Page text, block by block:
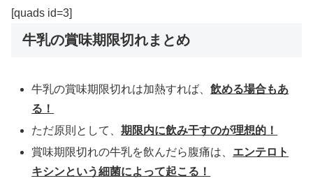
[quads id=3]
牛乳の賞味期限切れまとめ
牛乳の賞味期限切れは加熱すれば、飲める場合もあ
る！
ただ原則として、期限内に飲み干すのが理想的！
賞味期限切れの牛乳を飲んだら腹痛は、 エンテロト
キシンという細菌によって起こる！